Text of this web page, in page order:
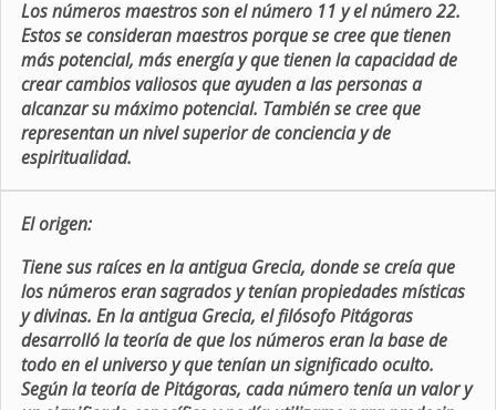
Los números maestros son el número 11 y el número 22.
Estos se consideran maestros porque se cree que tienen
más potencial, más energía y que tienen la capacidad de
crear cambios valiosos que ayuden a las personas a
alcanzar su máximo potencial. También se cree que
representan un nivel superior de conciencia y de
espiritualidad.
El origen:
Tiene sus raíces en la antigua Grecia, donde se creía que
los números eran sagrados y tenían propiedades místicas
y divinas. En la antigua Grecia, el filósofo Pitágoras
desarrolló la teoría de que los números eran la base de
todo en el universo y que tenían un significado oculto.
Según la teoría de Pitágoras, cada número tenía un valor y